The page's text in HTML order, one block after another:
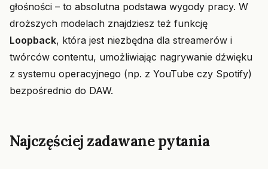
głośności – to absolutna podstawa wygody pracy. W
droższych modelach znajdziesz też funkcję
Loopback, która jest niezbędna dla streamerów i
twórców contentu, umożliwiając nagrywanie dźwięku
z systemu operacyjnego (np. z YouTube czy Spotify)
bezpośrednio do DAW.
Najczęściej zadawane pytania